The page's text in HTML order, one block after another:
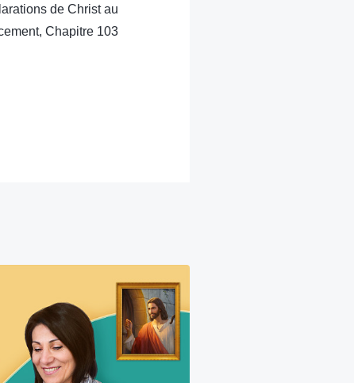
de Christ au
Chapitre 103